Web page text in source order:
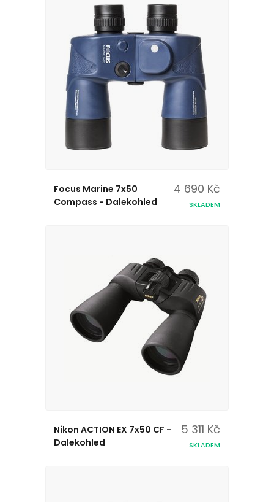
Focus Marine 7x50
Compass - Dalekohled
4 690 Kč
SKLADEM
Nikon ACTION EX 7x50 CF -
Dalekohled
5 311 Kč
SKLADEM